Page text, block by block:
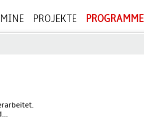
PROJEKTE PROGRAMME